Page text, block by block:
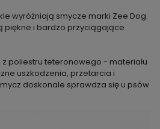
wyróżniają smycze marki Zee Dog.
piękne i bardzo przyciągające
z poliestru teteronowego - materiału
uszkodzenia, przetarcia i
doskonale sprawdza się u psów